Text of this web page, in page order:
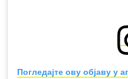
Погледајте ову објаву у